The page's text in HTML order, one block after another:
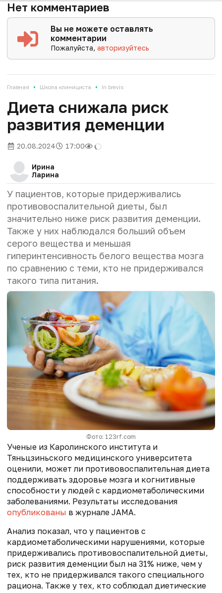
Нет комментариев
Вы не можете оставлять
комментарии
Пожалуйста,авторизуйтесь
Главная • Школа клинициста • In brevis
Диета снижала риск
развития деменции
20.08.2024 17:00
Ирина
Ларина
У пациентов, которые придерживались
противовоспалительной диеты, был
значительно ниже риск развития деменции.
Также у них наблюдался больший объем
серого вещества и меньшая
гиперинтенсивность белого вещества мозга
по сравнению с теми, кто не придерживался
такого типа питания.
Фото: 123rf.com
Ученые из Каролинского института и
Тяньцзиньского медицинского университета
оценили, может ли противовоспалительная диета
поддерживать здоровье мозга и когнитивные
способности у людей с кардиометаболическими
заболеваниями. Результаты исследования
опубликованы в журнале JAMA.
Анализ показал, что у пациентов с
кардиометаболическими нарушениями, которые
придерживались противовоспалительной диеты,
риск развития деменции был на 31% ниже, чем у
тех, кто не придерживался такого специального
рациона. Также у тех, кто соблюдал диетические